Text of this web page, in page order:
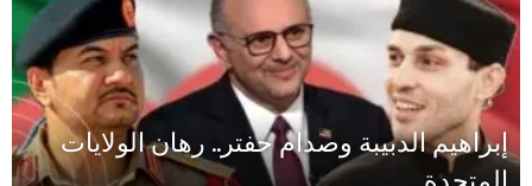
إبراهيم الدبيبة وصدام حفتر.. رهان الولايات